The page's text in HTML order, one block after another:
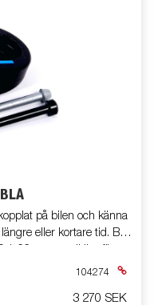
på bilen och känna
eller kortare tid. Blå
66 mm, godkänt för
(ej 7.7), ALBE EM 150
104274
3 270 SEK